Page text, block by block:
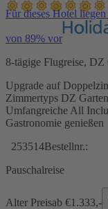
Für dieses Hotel
von 89% vor
8-tägige Flugreise,
Upgrade auf
Zimmertyps DZ
Umfangreiche All
Gastronomie genießen
253514Bestellnr.:
Pauschalreise
Alter Preisab €1.333,-